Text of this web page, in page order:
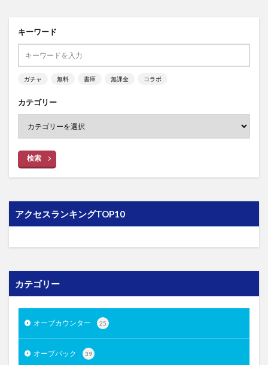
キーワード
ガチャ 無料 書庫 無課金 コラボ
カテゴリー
検索
アクセスランキングTOP10
カテゴリー
オーブカウンター 25
オーブバック 39